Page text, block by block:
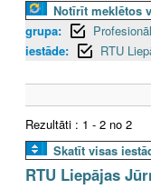
Notīrīt meklētos
grupa:
iestāde:
RTU
Rezultāti : 1 - 2 no 2
Skatīt visas
RTU Liepājas